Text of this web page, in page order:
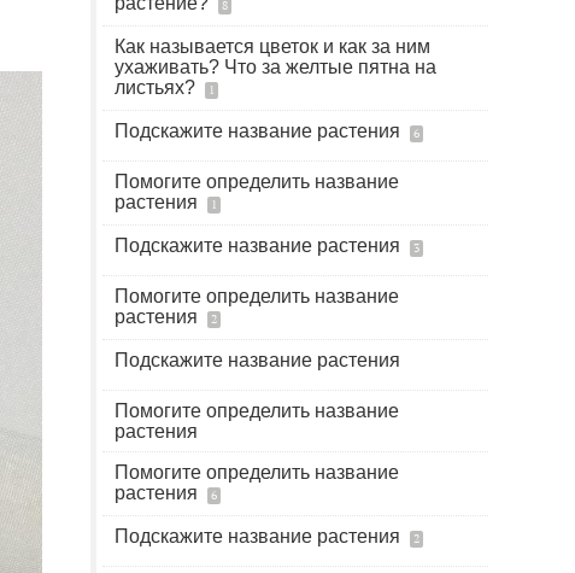
8
Как называется цветок и как за ним
ухаживать? Что за желтые пятна на
листьях?
1
Подскажите название растения 6
Помогите определить название
растения
1
Подскажите название растения 3
Помогите определить название
растения
2
Подскажите название растения
Помогите определить название
растения
Помогите определить название
растения
6
Подскажите название растения 2